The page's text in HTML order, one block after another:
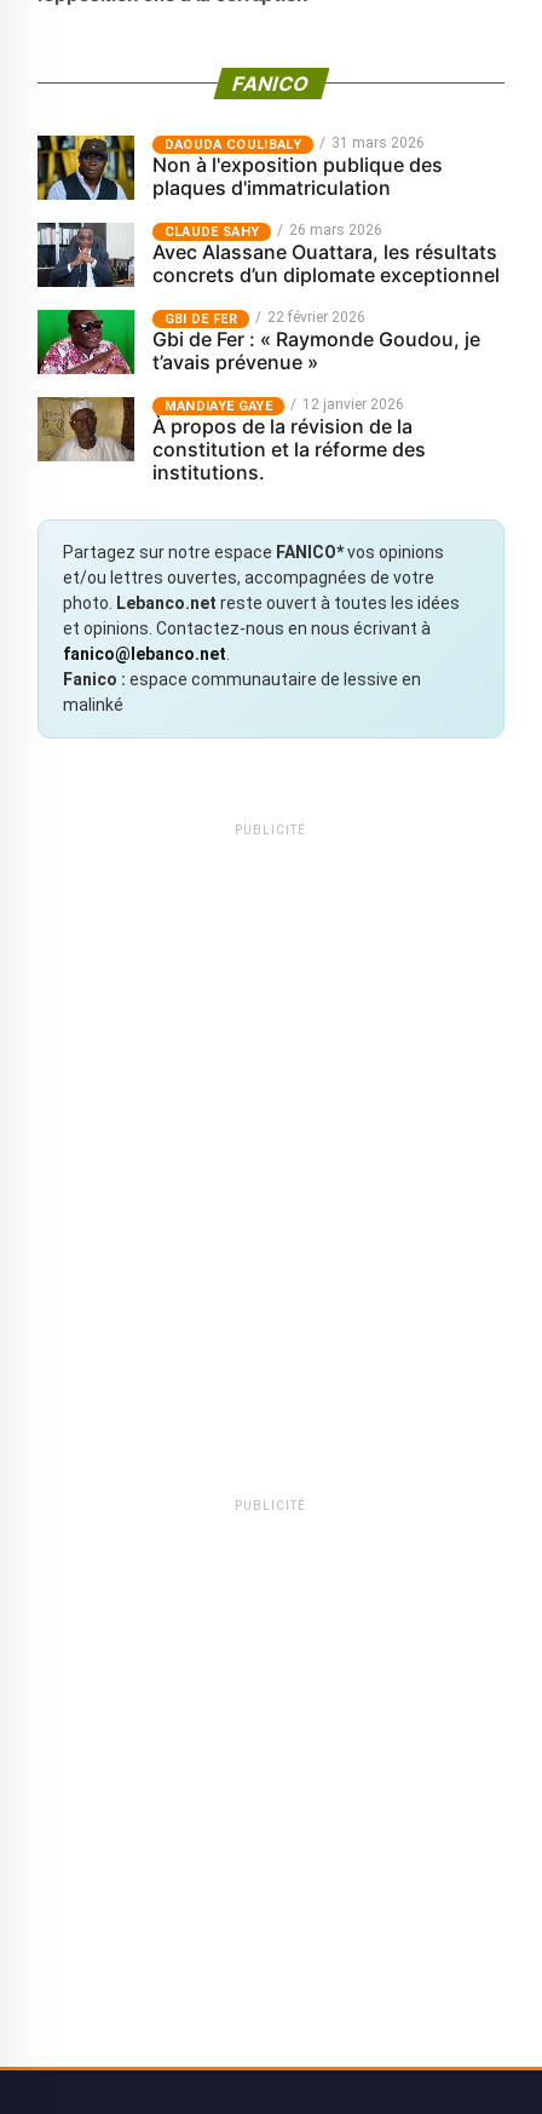
FANICO
‎DAOUDA COULIBALY 31 mars 2026
Non à l'exposition publique des
plaques d'immatriculation
CLAUDE SAHY 26 mars 2026
Avec Alassane Ouattara, les résultats
concrets d’un diplomate exceptionnel
GBI DE FER 22 février 2026
Gbi de Fer : « Raymonde Goudou, je
t’avais prévenue »
MANDIAYE GAYE 12 janvier 2026
À propos de la révision de la
constitution et la réforme des
institutions.
Partagez sur notre espace FANICO*vos opinions
et/ou lettres ouvertes, accompagnées de votre
photo.
Lebanco.net reste ouvert à toutes les idées
et opinions. Contactez-nous en nous écrivant à
fanico@lebanco.net
Fanico : espace communautaire de lessive en
malinké
PUBLICITÉ
PUBLICITÉ